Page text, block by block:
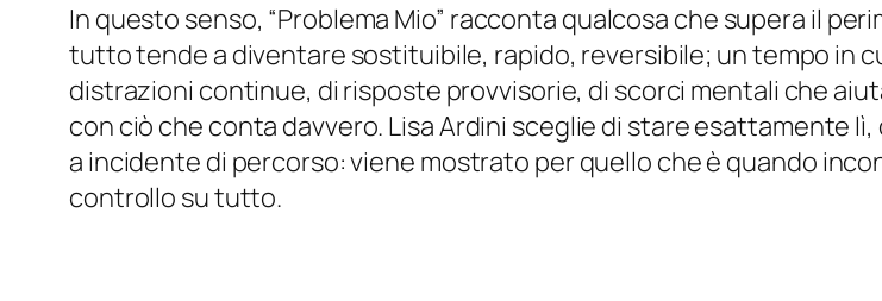
In questo senso, “Problema Mio” racconta qualcosa che supera il
tutto tende a diventare sostituibile, rapido, reversibile; un tempo in
distrazioni continue, di risposte provvisorie, di scorci mentali che
con ciò che conta davvero. Lisa Ardini sceglie di stare esattamente
a incidente di percorso: viene mostrato per quello che è quando
controllo su tutto.